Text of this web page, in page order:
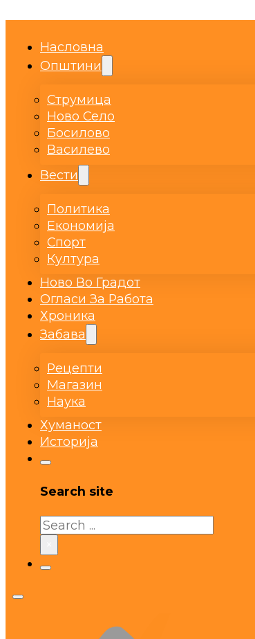
Насловна
Општини
Струмица
Ново Село
Босилово
Василево
Вести
Политика
Економија
Спорт
Култура
Ново Во Градот
Огласи За Работа
Хроника
Забава
Рецепти
Магазин
Наука
Хуманост
Историја
Search site
Search